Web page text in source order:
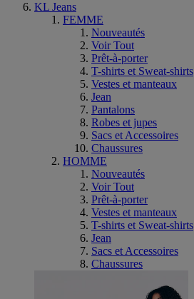
KL Jeans
FEMME
Nouveautés
Voir Tout
Prêt-à-porter
T-shirts et Sweat-shirts
Vestes et manteaux
Jean
Pantalons
Robes et jupes
Sacs et Accessoires
Chaussures
HOMME
Nouveautés
Voir Tout
Prêt-à-porter
Vestes et manteaux
T-shirts et Sweat-shirts
Jean
Sacs et Accessoires
Chaussures